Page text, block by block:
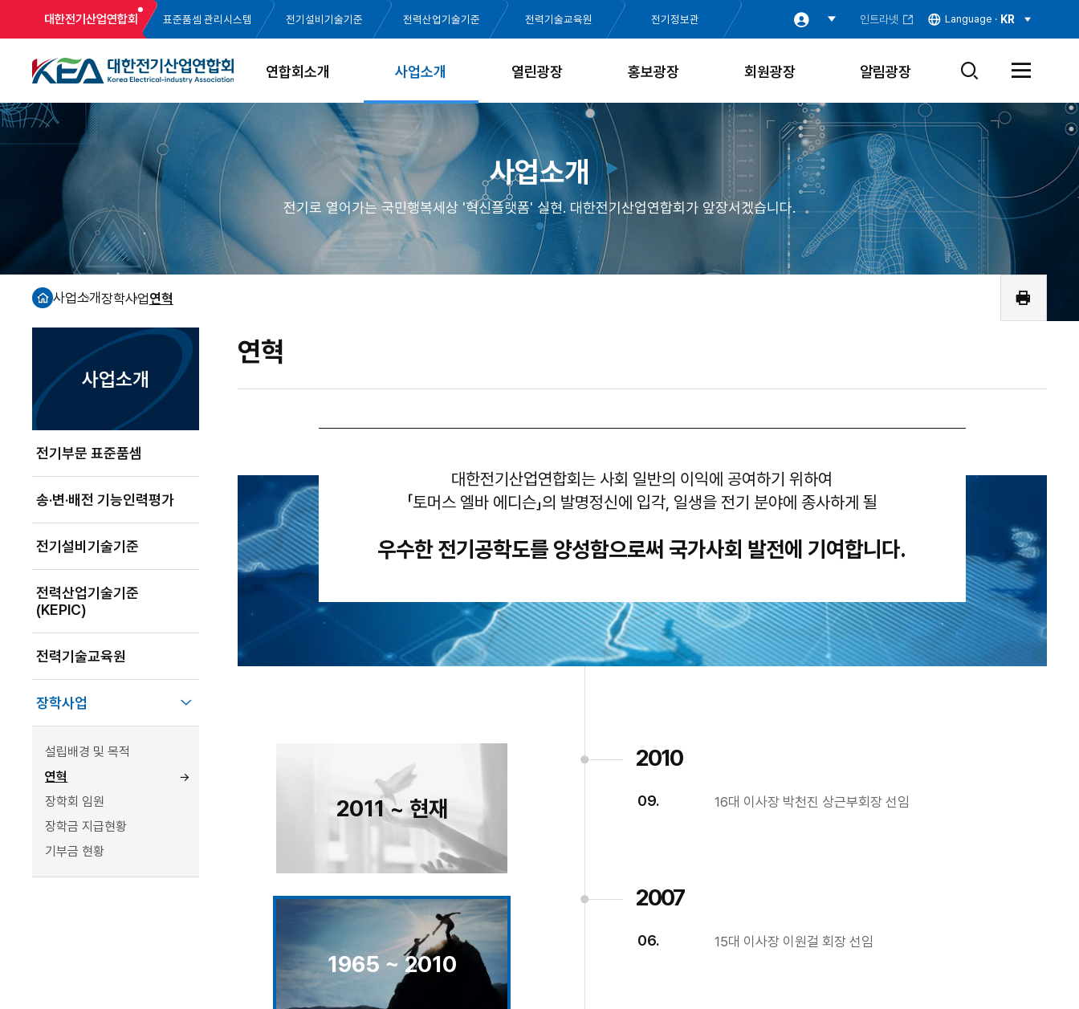
대한전기산업연합회 표준품셈 관리시스템 전기설비기술기준 전력산업기술기준 전력기술교육원 전기정보관 인트라넷 Language · KR
연합회소개 사업소개 열린광장 홍보광장 회원광장 알림광장
검
열
전
사업소개
전기로 열어가는 국민행복세상 '혁신플랫폼' 실현. 대한전기산업연합회가 앞장서겠습니다.
홈
사업소개장학사업연혁
인
쇄
사업소개
전기부문 표준품셈
송·변·배전 기능인력평가
전기설비기술기준
전력산업기술기준
(KEPIC)
전력기술교육원
장학사업
설립배경 및 목적
연혁
장학회 임원
장학금 지급현황
기부금 현황
연혁
대한전기산업연합회는 사회 일반의 이익에 공여하기 위하여
「토머스 엘바 에디슨」의 발명정신에 입각, 일생을 전기 분야에 종사하게 될
우수한 전기공학도를 양성함으로써 국가사회 발전에 기여합니다.
2011 ~ 현재
1965 ~ 2010
2010
09. 16대 이사장 박천진 상근부회장 선임
2007
06. 15대 이사장 이원걸 회장 선임